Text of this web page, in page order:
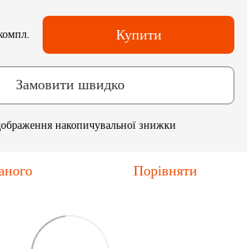
Купити
Замовити швидко
накопичувальної знижки
Порівняти